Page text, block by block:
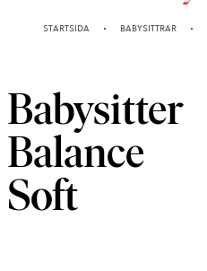
STARTSIDA BABYSITTRAR
Babysitter
Balance
Soft